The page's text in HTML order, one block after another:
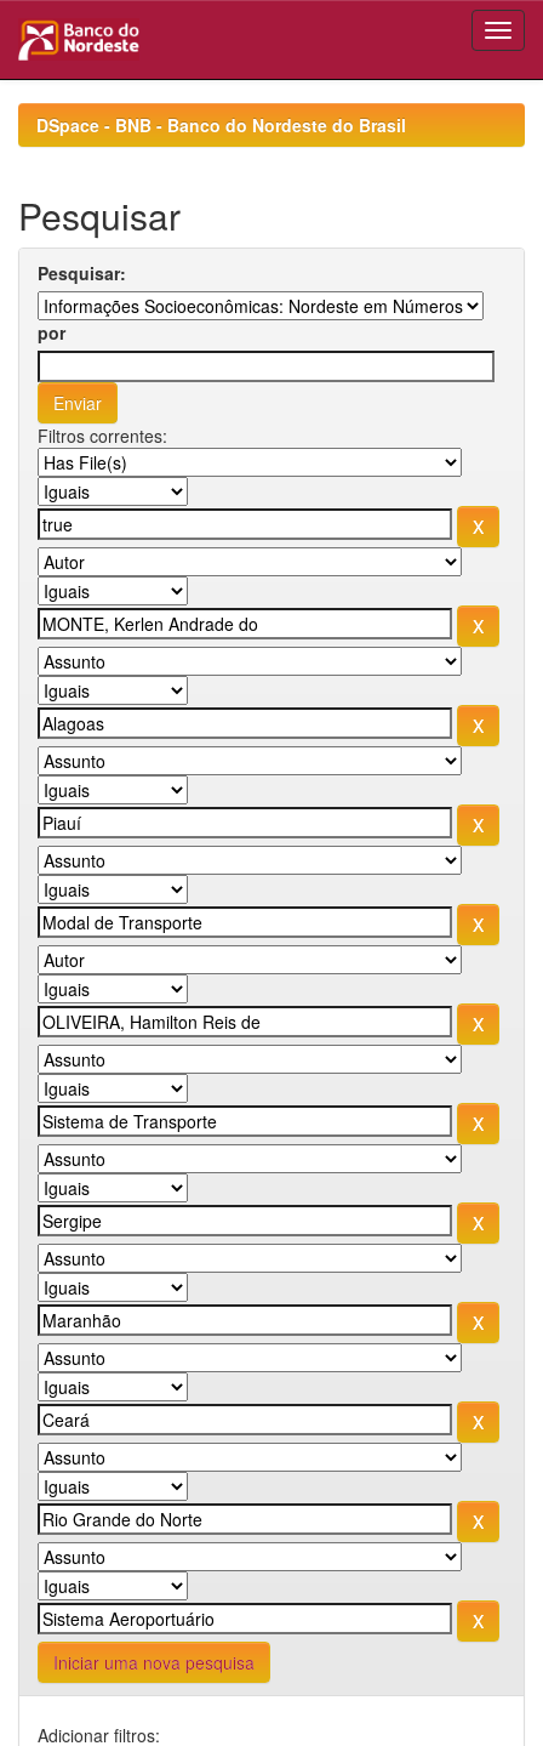
navigationDSpace - BNB - Banco do Nordeste do Brasil
Pesquisar
Pesquisar:
por
Filtros correntes:
Iniciar uma nova pesquisa
Adicionar filtros: